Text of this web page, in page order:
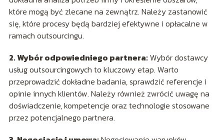
które mogą być zlecane na zewnątrz. Należy zastanowić
się, które procesy będą bardziej efektywne i opłacalne w
ramach outsourcingu.
2. Wybór odpowiedniego partnera:Wybór dostawcy
usług outsourcingowych to kluczowy etap. Warto
przeprowadzić dokładne badania, sprawdzić referencje i
opinie innych klientów. Należy również zwrócić uwagę na
doświadczenie, kompetencje oraz technologie stosowane
przez potencjalnego partnera.